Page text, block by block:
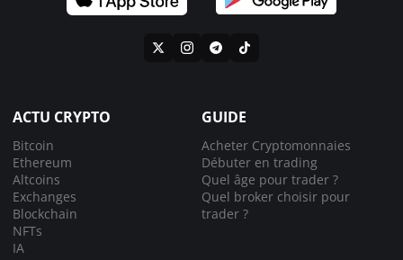
ACTU CRYPTO
Bitcoin
Ethereum
Altcoins
Exchanges
Blockchain
NFTs
IA
GUIDE
Acheter Cryptomonnaies
Débuter en trading
Quel âge pour trader ?
Quel broker choisir pour
trader ?